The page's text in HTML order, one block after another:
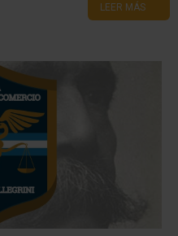
LEER MÁS